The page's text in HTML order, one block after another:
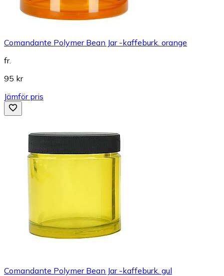
Comandante Polymer Bean Jar -kaffeburk. orange
fr.
95 kr
Jämför pris
Comandante Polymer Bean Jar -kaffeburk. gul